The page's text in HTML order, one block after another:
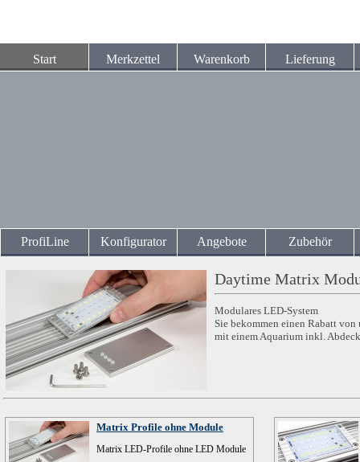
Start Merkzettel Warenkorb Lieferung
ProfiLine Konfigurator Angebote Zubehör
Daytime Matrix
Modulares LED-System
Sie bekommen einen Rabatt
mit einem Aquarium inkl.
Matrix Profile ohne Module
Matrix LED-Profile ohne LED Module